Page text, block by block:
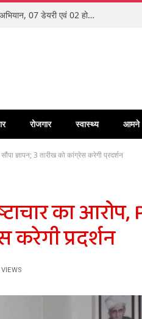
जिला एम.सी.बी. में एनालॉग पनीर के विरुद्ध विशेष निरीक्षण अभियान, 07 डेयरी एवं 02 होटलों का किया गया निरीक्षण
रोजगार स्वास्थ्य आमने
ज्ञापन; 3 तारीख को कांग्रेस करेगी प्रदर्शन
का आरोप,
करेगी प्रदर्शन
VIEWS